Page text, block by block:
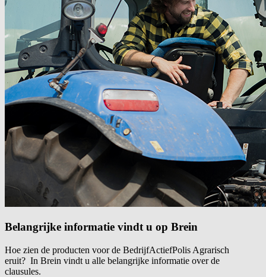
Belangrijke informatie vindt u op Brein
Hoe zien de producten voor de BedrijfActiefPolis Agrarisch
eruit? In Brein vindt u alle belangrijke informatie over de
clausules.